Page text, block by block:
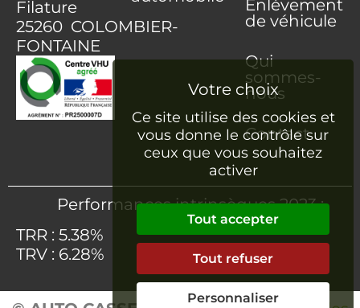
Filature
25260 COLOMBIER-
FONTAINE
Enlèvement
de véhicule
Qui
sommes-
nous
Contact
Performances intrinsèques 2023 :
TRR : 5.38%
TRV : 6.28%
Ce site utilise des cookies et
vous donne le contrôle sur
ceux que vous souhaitez
activer
Tout accepter
Tout refuser
Personnaliser